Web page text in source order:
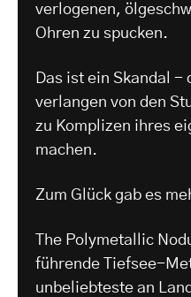
verlogenen,
Ohren zu spucken.
Das ist ein Skandal -
verlangen von den
zu Komplizen ihres
machen.
Zum Glück gab es
The Polymetallic
führende Tiefsee-
unbeliebteste an